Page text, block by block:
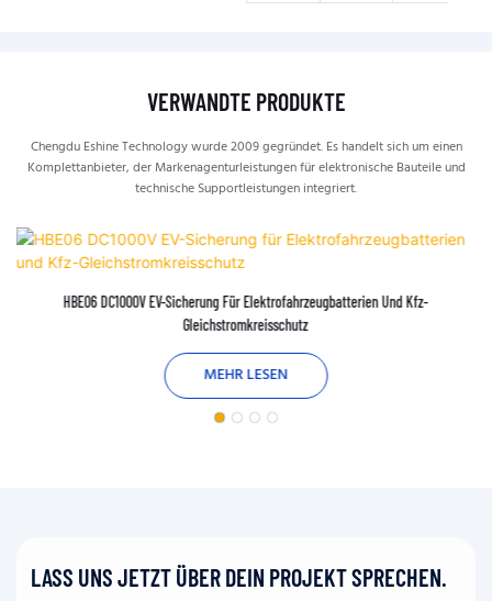
VERWANDTE PRODUKTE
Chengdu Eshine Technology wurde 2009 gegründet. Es handelt sich um einen
Komplettanbieter, der Markenagenturleistungen für elektronische Bauteile und
technische Supportleistungen integriert.
HBE06 DC1000V EV-Sicherung Für Elektrofahrzeugbatterien Und Kfz-
Gleichstromkreisschutz
MEHR LESEN
LASS UNS JETZT ÜBER DEIN PROJEKT SPRECHEN.